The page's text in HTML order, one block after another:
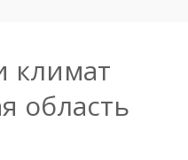
климат
область